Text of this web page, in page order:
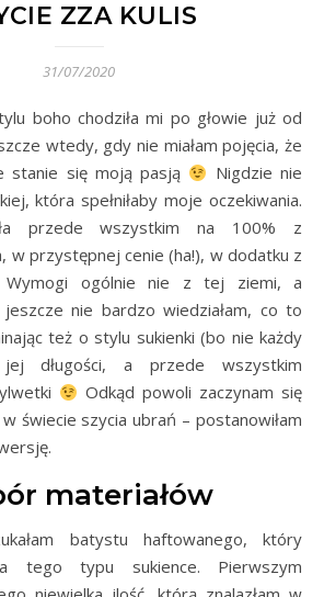
ZZA KULIS
31/07/2020
wtedy, gdy nie miałam pojęcia, że
stanie się moją pasją
Nigdzie nie
która spełniłaby moje oczekiwania.
przede wszystkim na 100% z
w przystępnej cenie (ha!), w dodatku z
Wymogi ogólnie nie z tej ziemi, a
nie bardzo wiedziałam, co to
też o stylu sukienki (bo nie każdy
jej długości, a przede wszystkim
Odkąd powoli zaczynam się
świecie szycia ubrań – postanowiłam
materiałów
batystu haftowanego, który
tego typu sukience. Pierwszym